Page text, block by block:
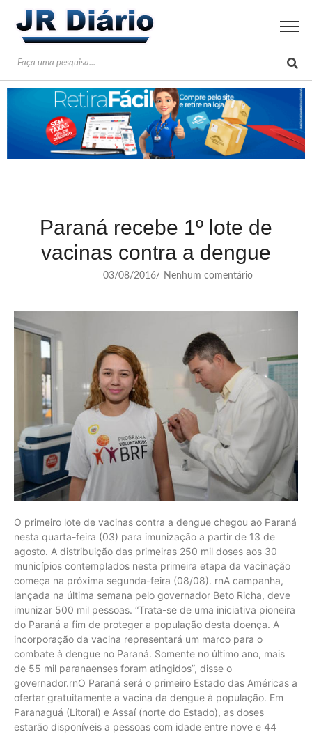
Paraná recebe 1º lote de
vacinas contra a dengue
03/08/2016/ Nenhum comentário
O primeiro lote de vacinas contra a dengue chegou ao Paraná
nesta quarta-feira (03) para imunização a partir de 13 de
agosto. A distribuição das primeiras 250 mil doses aos 30
municípios contemplados nesta primeira etapa da vacinação
começa na próxima segunda-feira (08/08). rnA campanha,
lançada na última semana pelo governador Beto Richa, deve
imunizar 500 mil pessoas. “Trata-se de uma iniciativa pioneira
do Paraná a fim de proteger a população desta doença. A
incorporação da vacina representará um marco para o
combate à dengue no Paraná. Somente no último ano, mais
de 55 mil paranaenses foram atingidos”, disse o
governador.rnO Paraná será o primeiro Estado das Américas a
ofertar gratuitamente a vacina da dengue à população. Em
Paranaguá (Litoral) e Assaí (norte do Estado), as doses
estarão disponíveis a pessoas com idade entre nove e 44